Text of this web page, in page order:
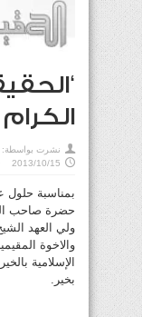
نشرت بواسطة:
2013/10/15
بمناسبة حلول
حضرة صاحب
ولي العهد
والاخوة
الإسلامية
بخير.